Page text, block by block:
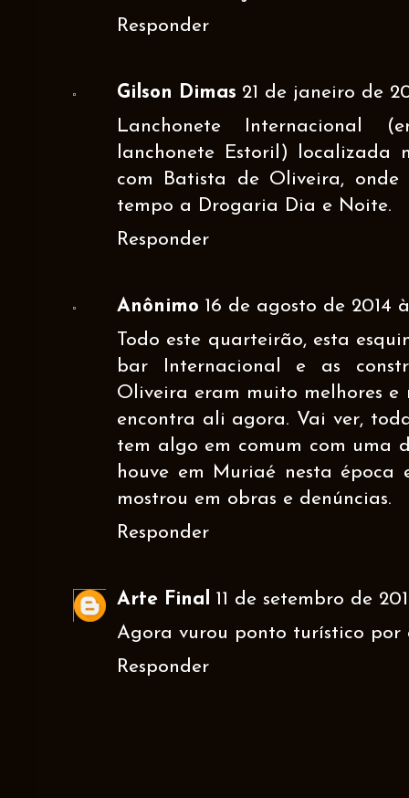
Responder
Gilson Dimas 21 de janeiro de
Lanchonete Internacional
lanchonete Estoril) localizada
com Batista de Oliveira, onde
tempo a Drogaria Dia e Noite.
Responder
Anônimo 16 de agosto de 2014
Todo este quarteirão, esta
bar Internacional e as
Oliveira eram muito melhores e
encontra ali agora. Vai ver,
tem algo em comum com uma
houve em Muriaé nesta época
mostrou em obras e denúncias.
Responder
Arte Final
11 de setembro de
Agora vurou ponto turístico por
Responder